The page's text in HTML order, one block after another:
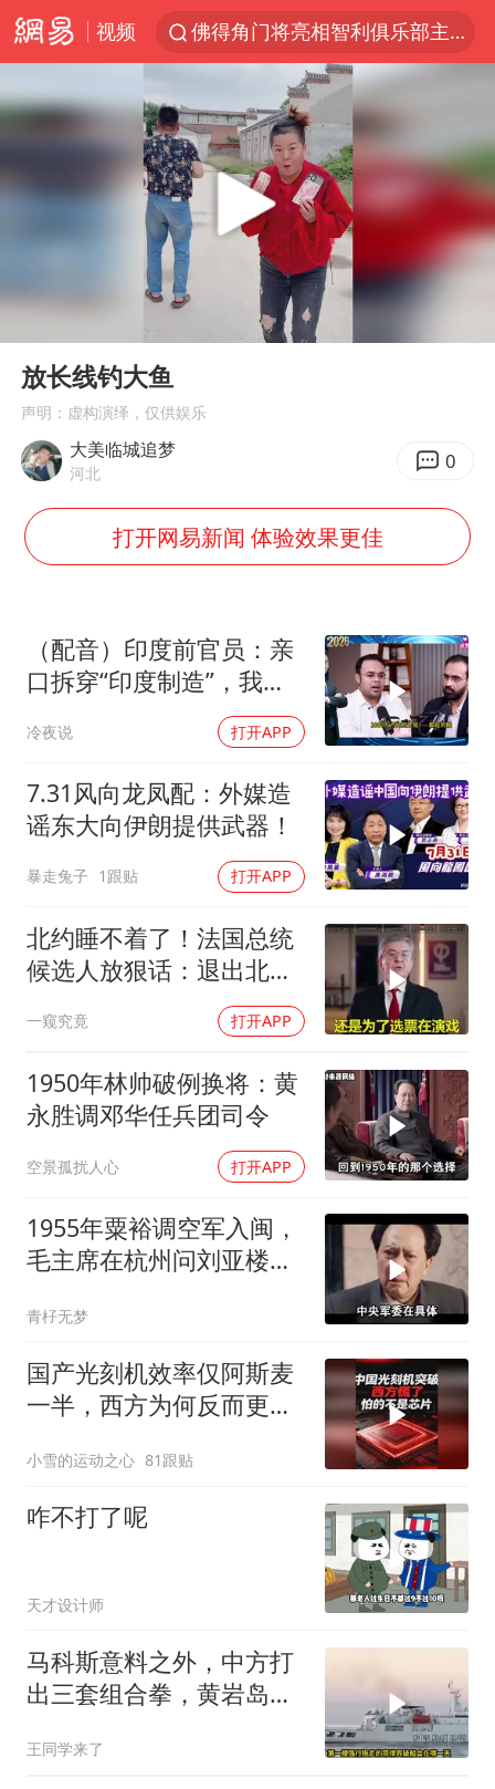
视频
佛得角门将亮相智利俱乐部主场
看守所辅警收受10万获刑1年
宇树科技发行价格150.80元/股
CIA被曝已秘密设立古巴工作组
泰国一女公务员妆容引争议 本人回应
U17国足1分钟轰2球
台风白海豚影响中国已成定局
多地要求领导干部带头休假
奋进开新局 实干挑大梁
Play
放长线钓大鱼
声明：虚构演绎，仅供娱乐
大美临城追梦
河北 0
打开网易新闻 体验效果更佳
（配音）印度前官员：亲
口拆穿“印度制造”，我们
只有组装能力，算不上真
正的工业制造
冷夜说 打开APP
7.31风向龙凤配：外媒造
谣东大向伊朗提供武器！
暴走兔子 1跟贴 打开APP
北约睡不着了！法国总统
候选人放狠话：退出北
一窥究竟 打开APP
1950年林帅破例换将：黄
永胜调邓华任兵团司令
空景孤扰人心 打开APP
1955年粟裕调空军入闽，
毛主席在杭州问刘亚楼：
青杍无梦
国产光刻机效率仅阿斯麦
一半，西方为何反而更
小雪的运动之心 81跟贴
咋不打了呢
天才设计师
马科斯意料之外，中方打
出三套组合拳，黄岩岛将
王同学来了